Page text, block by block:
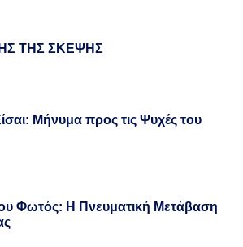
ΤΗΣ ΣΚΕΨΗΣ
Μήνυμα προς τις Ψυχές του
Φωτός: Η Πνευματική Μετάβαση